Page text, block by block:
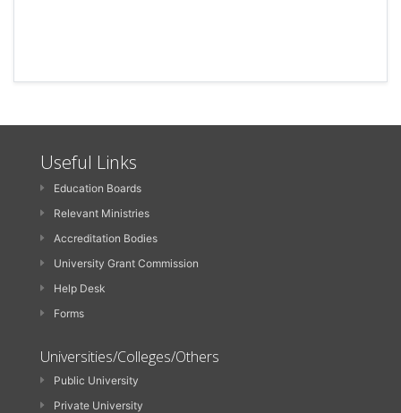
Useful Links
Education Boards
Relevant Ministries
Accreditation Bodies
University Grant Commission
Help Desk
Forms
Universities/Colleges/Others
Public University
Private University